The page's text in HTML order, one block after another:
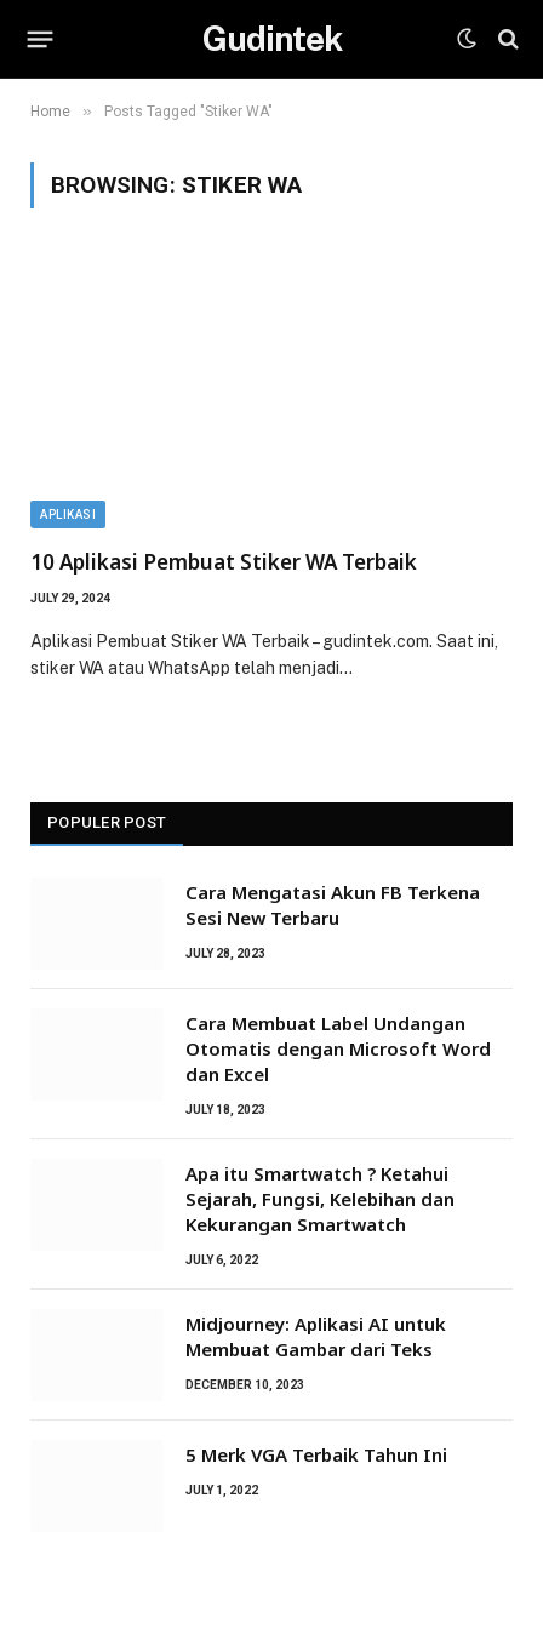
Gudintek
Home » Posts Tagged "Stiker WA"
BROWSING: STIKER WA
APLIKASI
10 Aplikasi Pembuat Stiker WA Terbaik
JULY 29, 2024
Aplikasi Pembuat Stiker WA Terbaik – gudintek.com. Saat ini,
stiker WA atau WhatsApp telah menjadi…
POPULER POST
Cara Mengatasi Akun FB Terkena
Sesi New Terbaru
JULY 28, 2023
Cara Membuat Label Undangan
Otomatis dengan Microsoft Word
dan Excel
JULY 18, 2023
Apa itu Smartwatch ? Ketahui
Sejarah, Fungsi, Kelebihan dan
Kekurangan Smartwatch
JULY 6, 2022
Midjourney: Aplikasi AI untuk
Membuat Gambar dari Teks
DECEMBER 10, 2023
5 Merk VGA Terbaik Tahun Ini
JULY 1, 2022